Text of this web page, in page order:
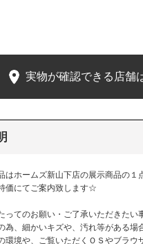
実物が確認できる店舗
はホームズ新山下店の展示商品の１
価にてご案内致します☆
ってのお願い・ご了承いただきたい
、細かいキズや、汚れ等がある場
境や、ご覧いただくＯＳやブラウ